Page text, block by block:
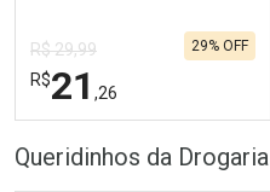
R$ 29,99
R$21 ,26
29% OFF
Queridinhos da Drogaria